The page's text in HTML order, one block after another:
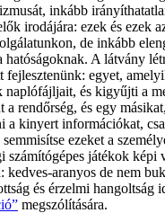
inkább
irodájára: ezek és ezek
de inkább
A látvány
fejlesztenünk: egyet,
naplófájljait, és kigyűjti a
rendőrség, és egy
a kinyert információkat,
ezeket a
számítógépes játékok képi
kedves-aranyos de nem
és érzelmi hangoltság
megszólítására.